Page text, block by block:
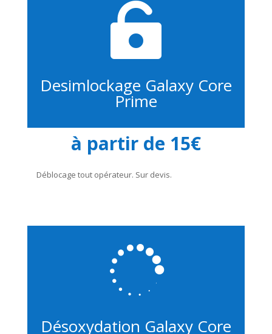

Desimlockage Galaxy Core
Prime
à partir de 15€
Déblocage tout opérateur. Sur devis.

Désoxydation Galaxy Core